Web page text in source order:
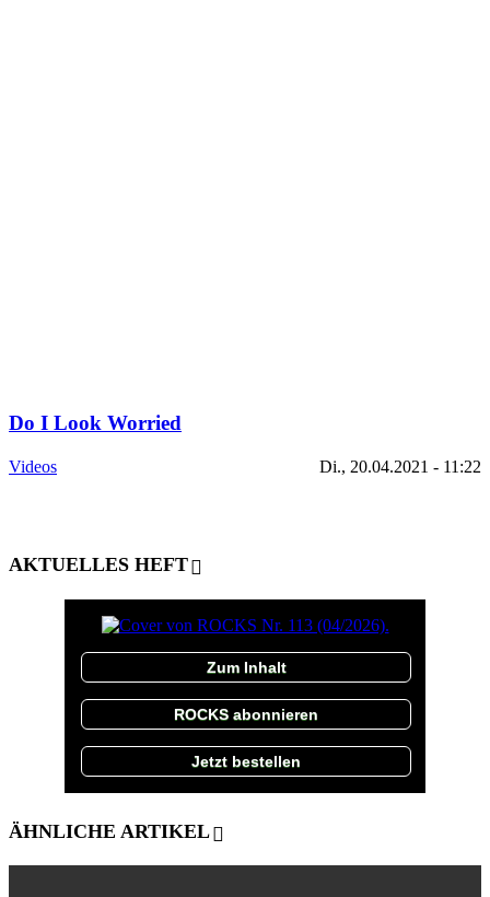
Do I Look Worried
Videos Di., 20.04.2021 - 11:22
AKTUELLES HEFT
Zum Inhalt
ROCKS abonnieren
Jetzt bestellen
ÄHNLICHE ARTIKEL